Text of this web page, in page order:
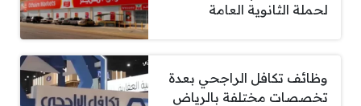
لحملة الثانوية العامة
وظائف تكافل الراجحي بعدة
تخصصات مختلفة بالرياض